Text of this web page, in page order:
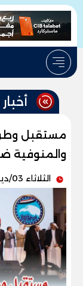
مستقبل وطن
والمنوفية
الثلاثاء 03/ديسمبر/2024 - 04:18 م